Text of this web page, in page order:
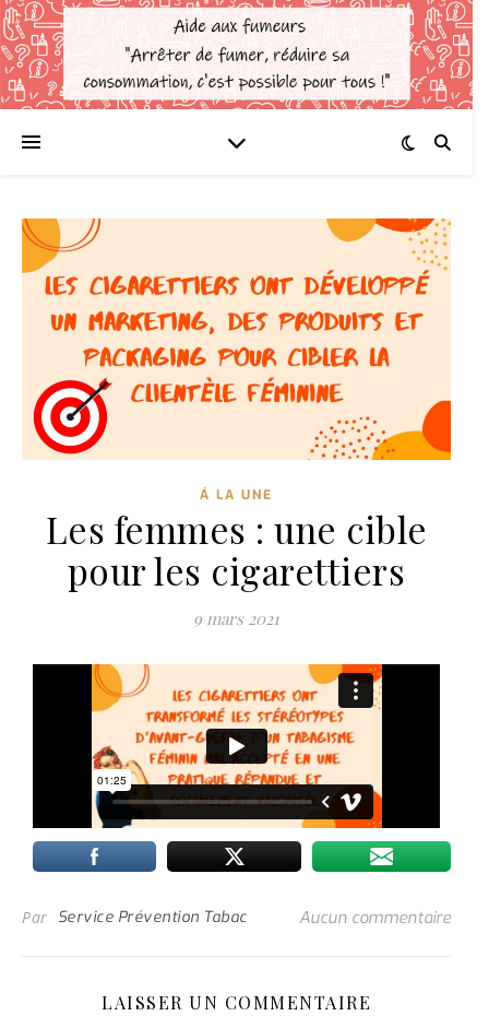
Á LA UNE
Les femmes : une cible
pour les cigarettiers
9 mars 2021
Par Service Prévention Tabac Aucun commentaire
LAISSER UN COMMENTAIRE